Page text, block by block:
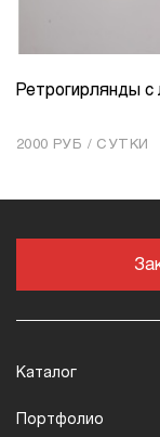
КОЛИЧЕСТВО 1
Ретрогирлянды с
2000 РУБ / СУТКИ
Каталог
Портфолио